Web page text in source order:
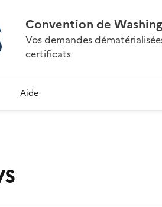
Convention de
Vos demandes
certificats
Aide